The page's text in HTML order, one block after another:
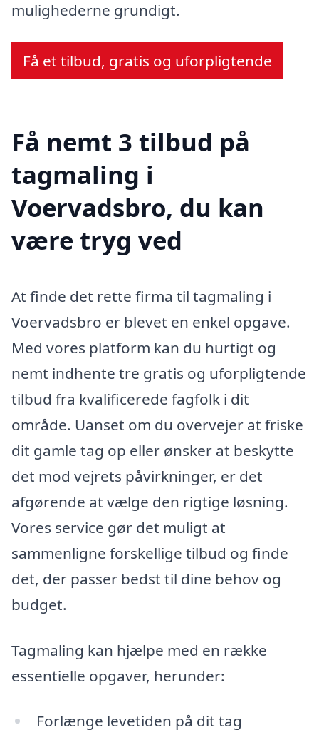
mulighederne grundigt.
Få et tilbud, gratis og uforpligtende
Få nemt 3 tilbud på
tagmaling i
Voervadsbro, du kan
være tryg ved
At finde det rette firma til tagmaling i
Voervadsbro er blevet en enkel opgave.
Med vores platform kan du hurtigt og
nemt indhente tre gratis og uforpligtende
tilbud fra kvalificerede fagfolk i dit
område. Uanset om du overvejer at friske
dit gamle tag op eller ønsker at beskytte
det mod vejrets påvirkninger, er det
afgørende at vælge den rigtige løsning.
Vores service gør det muligt at
sammenligne forskellige tilbud og finde
det, der passer bedst til dine behov og
budget.
Tagmaling kan hjælpe med en række
essentielle opgaver, herunder:
Forlænge levetiden på dit tag